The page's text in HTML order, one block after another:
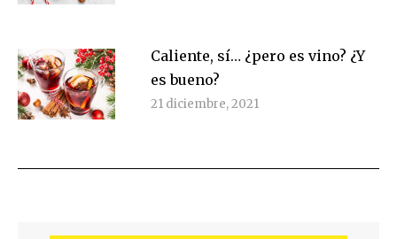
Caliente, sí… ¿pero es vino? ¿Y
es bueno?
21 diciembre, 2021